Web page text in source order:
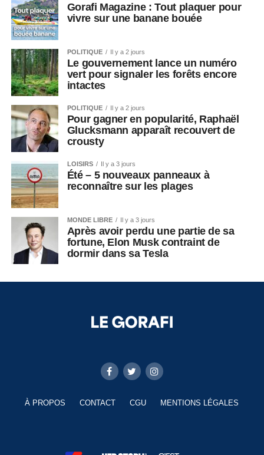
Gorafi Magazine : Tout plaquer pour
vivre sur une banane bouée
POLITIQUE Il y a 2 jours
Le gouvernement lance un numéro
vert pour signaler les forêts encore
intactes
POLITIQUE Il y a 2 jours
Pour gagner en popularité, Raphaël
Glucksmann apparaît recouvert de
crousty
LOISIRS Il y a 3 jours
Été – 5 nouveaux panneaux à
reconnaître sur les plages
MONDE LIBRE Il y a 3 jours
Après avoir perdu une partie de sa
fortune, Elon Musk contraint de
dormir dans sa Tesla
À PROPOS CONTACT CGU MENTIONS LÉGALES